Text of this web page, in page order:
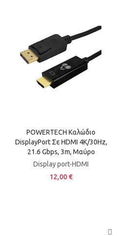
POWERTECH Καλώδιο
DisplayPort Σε HDMI 4K/30Hz,
21.6 Gbps, 3m, Μαύρο
Display port-HDMI
12,00 €